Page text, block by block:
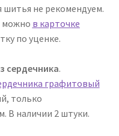
шитья не рекомендуем.
можно в карточке
по уценке.
сердечника.
графитовый
только
В наличии 2 штуки.